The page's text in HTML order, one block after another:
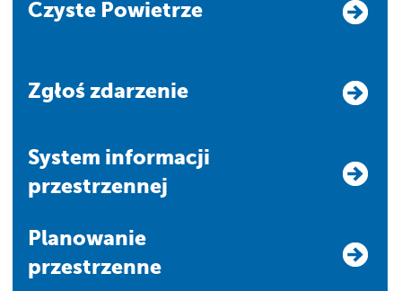
Czyste Powietrze
Zgłoś zdarzenie
system informacji
przestrzennej
Planowanie
przestrzenne